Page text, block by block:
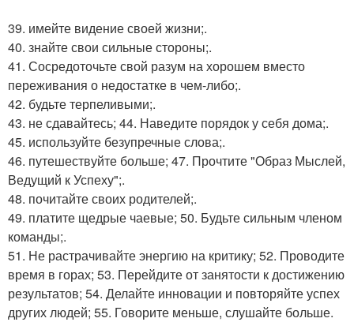
39. имейте видение своей жизни;.
40. знайте свои сильные стороны;.
41. Сосредоточьте свой разум на хорошем вместо
переживания о недостатке в чем-либо;.
42. будьте терпеливыми;.
43. не сдавайтесь; 44. Наведите порядок у себя дома;.
45. используйте безупречные слова;.
46. путешествуйте больше; 47. Прочтите "Образ Мыслей,
Ведущий к Успеху";.
48. почитайте своих родителей;.
49. платите щедрые чаевые; 50. Будьте сильным членом
команды;.
51. Не растрачивайте энергию на критику; 52. Проводите
время в горах; 53. Перейдите от занятости к достижению
результатов; 54. Делайте инновации и повторяйте успех
других людей; 55. Говорите меньше, слушайте больше.